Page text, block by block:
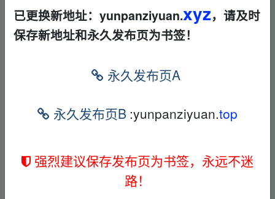
本帖含有隐藏内容，请您 后查看
介绍展示帖子，本站不存储任何实质资源数据。
3，本文内所有链接指向的云盘网盘资源，其版权归版权方
所有！其实际管理权为帖子发布者所有，本站无法操作相
已更换新地址：yunpanziyuan.xyz，请及时
保存新地址和永久发布页为书签！
永久发布页A
永久发布页B :yunpanziyuan.top
强烈建议保存发布页为书签，永远不迷
路！